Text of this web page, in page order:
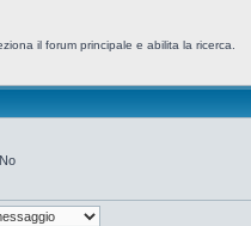
il forum principale e abilita la ricerca.
No